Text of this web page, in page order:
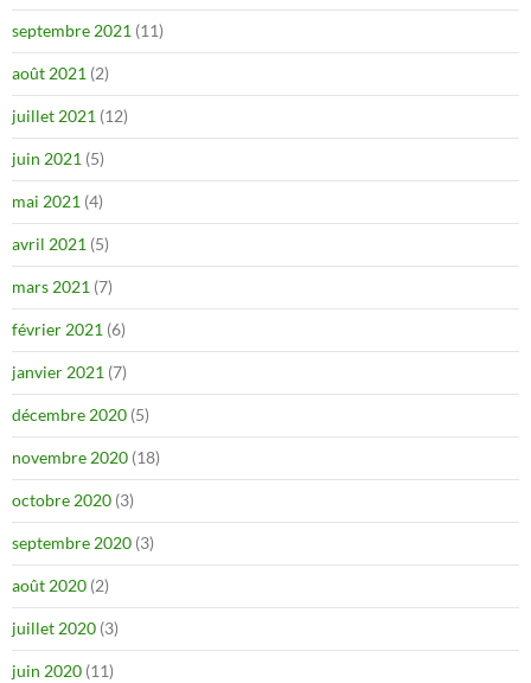
septembre 2021 (11)
août 2021 (2)
juillet 2021 (12)
juin 2021 (5)
mai 2021 (4)
avril 2021 (5)
mars 2021 (7)
février 2021 (6)
janvier 2021 (7)
décembre 2020 (5)
novembre 2020 (18)
octobre 2020 (3)
septembre 2020 (3)
août 2020 (2)
juillet 2020 (3)
juin 2020 (11)